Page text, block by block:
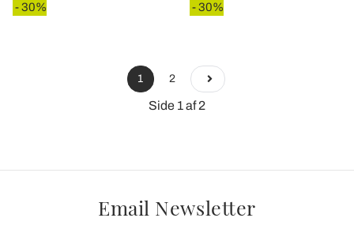
- 30% - 30%
1 2
Side 1 af 2
Email Newsletter